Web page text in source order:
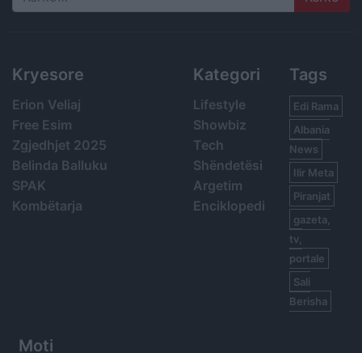
Search
Kryesore
Erion Veliaj
Free Esim
Zgjedhjet 2025
Belinda Balluku
SPAK
Kombëtarja
Kategori
Lifestyle
Showbiz
Tech
Shëndetësi
Argetim
Enciklopedi
Tags
Edi Rama
Albania
News
Ilir Meta
Piranjat
gazeta,
tv,
portale
Sali
Berisha
Moti